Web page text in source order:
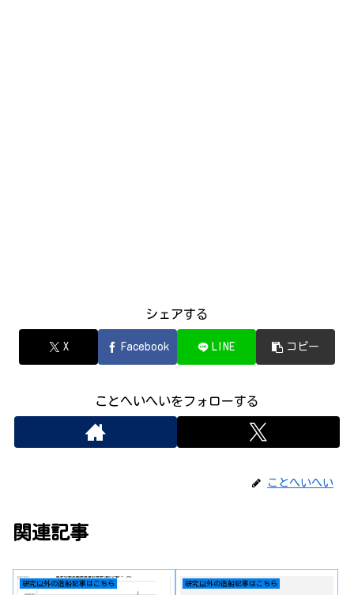
シェアする
X Facebook LINE コピー
ことへいへいをフォローする
ことへいへい
関連記事
研究以外の造船記事はこちら 研究以外の造船記事はこちら